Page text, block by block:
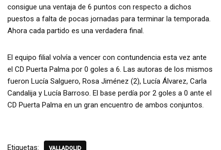
consigue una ventaja de 6 puntos con respecto a dichos
puestos a falta de pocas jornadas para terminar la temporada.
Ahora cada partido es una verdadera final.
El equipo filial volvía a vencer con contundencia esta vez ante
el CD Puerta Palma por 0 goles a 6. Las autoras de los mismos
fueron Lucía Salguero, Rosa Jiménez (2), Lucía Álvarez, Carla
Candalija y Lucía Barroso. El base perdía por 2 goles a 0 ante el
CD Puerta Palma en un gran encuentro de ambos conjuntos.
Etiquetas: VALLADOLID